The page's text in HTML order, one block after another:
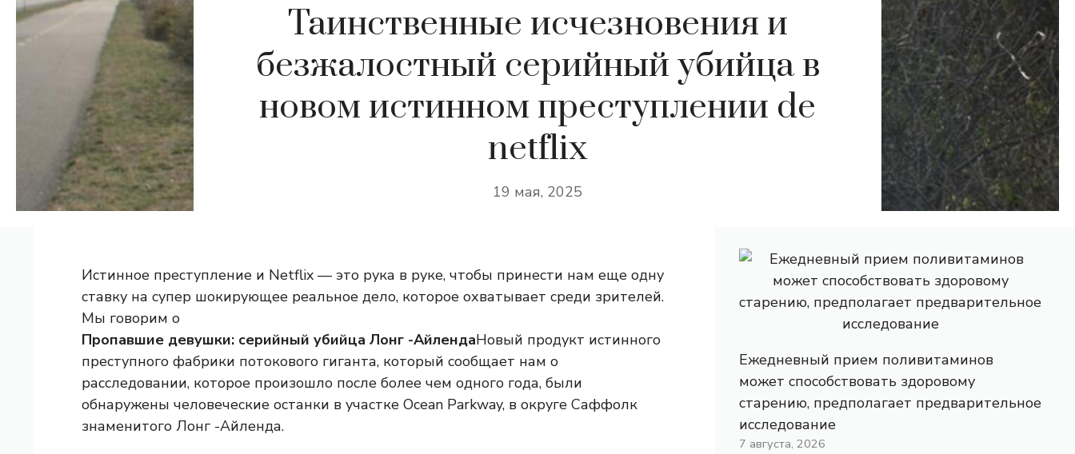
Таинственные исчезновения и
безжалостный серийный убийца в
новом истинном преступлении de
netflix
19 мая, 2025
Истинное преступление и Netflix — это рука в руке, чтобы принести нам еще одну
ставку на супер шокирующее реальное дело, которое охватывает среди зрителей.
Мы говорим о
Пропавшие девушки: серийный убийца Лонг -АйлендаНовый продукт истинного
преступного фабрики потокового гиганта, который сообщает нам о
расследовании, которое произошло после более чем одного года, были
обнаружены человеческие останки в участке Ocean Parkway, в округе Саффолк
знаменитого Лонг -Айленда.
Ежедневный прием поливитаминов
может способствовать здоровому
старению, предполагает предварительное
исследование
7 августа, 2026